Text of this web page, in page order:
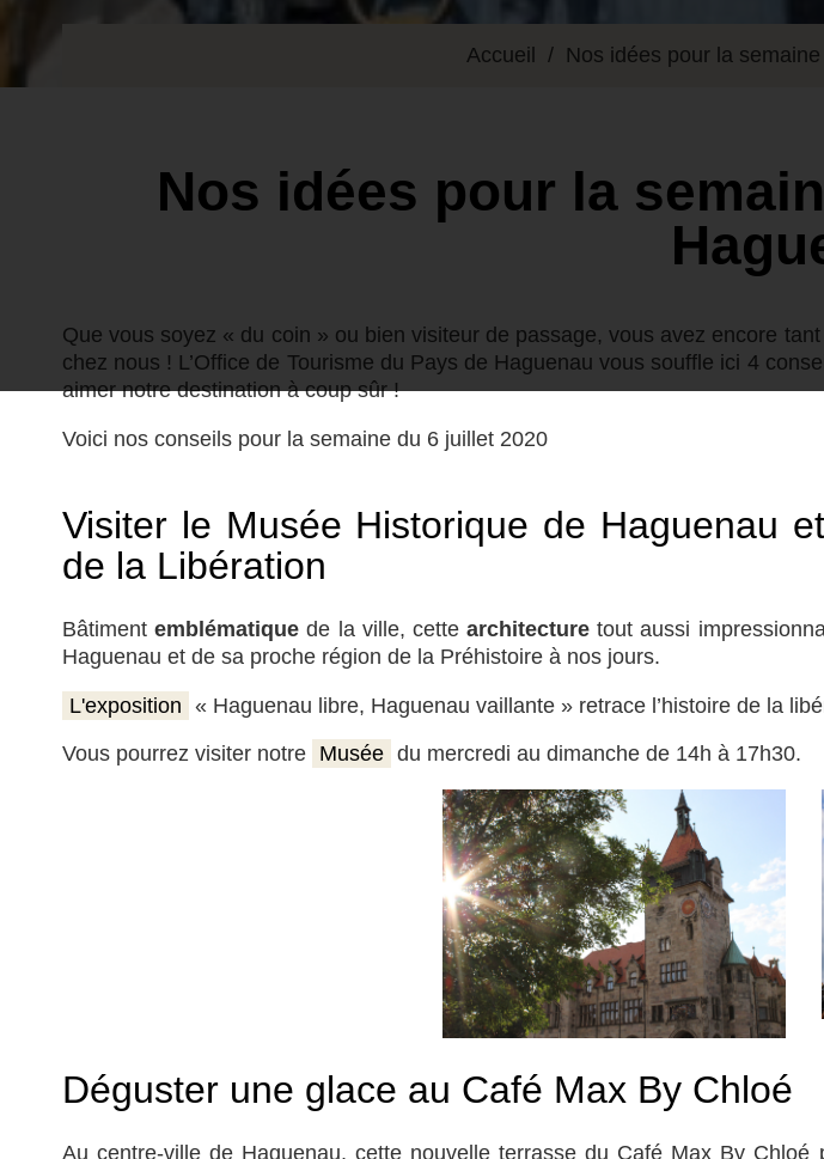
Accueil Nos idées pour la
Nos idées pour la
Que vous soyez « du coin » ou bien visiteur de passage, vous avez encore tant
chez nous ! L’Office de Tourisme du Pays de Haguenau vous souffle ici 4
aimer notre destination à coup sûr !
Voici nos conseils pour la semaine du 6 juillet 2020
Visiter le Musée Historique de Haguenau
de la Libération
Bâtimentemblématiquede la ville, cettearchitecturetout aussi
Haguenau et de sa proche région de la Préhistoire à nos jours.
L'exposition « Haguenau libre, Haguenau vaillante » retrace l’histoire de la
Vous pourrez visiter notre Musée du mercredi au dimanche de 14h à 17h30.
Déguster une glace au Café Max By Chloé
Au centre-ville de Haguenau, cette nouvelle terrasse du Café Max By Chloé